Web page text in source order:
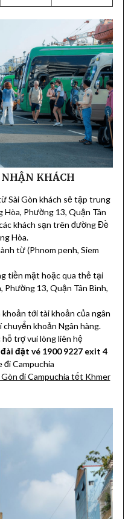
NHẬN KHÁCH
Sài Gòn khách sẽ tập trung
Phường 13, Quận Tân
khách sạn trên đường Đề
Hòa.
từ (Phnom penh, Siem
tiền mặt hoặc qua thẻ tại
Phường 13, Quận Tân Bình,
tới tài khoản của ngân
chuyển khoản Ngân hàng.
trợ vui lòng liên hệ
đặt vé 1900 9227 exit 4
đi Campuchia
đi Campuchia tết Khmer